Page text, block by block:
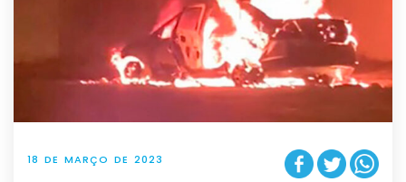
18 DE MARÇO DE 2023